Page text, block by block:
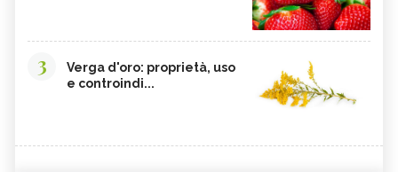
3
Verga d'oro: proprietà, uso
e controindi...